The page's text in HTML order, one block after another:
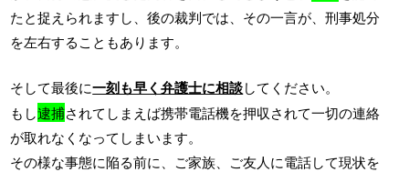
たと捉えられますし、後の裁判では、その一言が、刑事処分
を左右することもあります。
そして最後に一刻も早く弁護士に相談してください。
もし逮捕されてしまえば携帯電話機を押収されて一切の連絡
が取れなくなってしまいます。
その様な事態に陥る前に、ご家族、ご友人に電話して現状を